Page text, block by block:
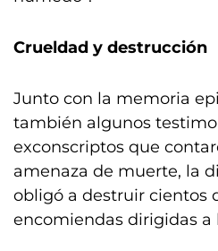
Crueldad y destrucción
Junto con la memoria
también algunos
exconscriptos que
amenaza de muerte, la
obligó a destruir cientos
encomiendas dirigidas a